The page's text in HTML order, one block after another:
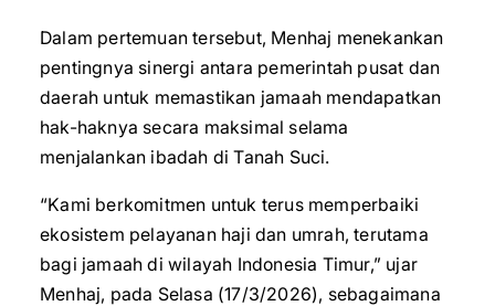
Dalam pertemuan tersebut, Menhaj menekankan
pentingnya sinergi antara pemerintah pusat dan
daerah untuk memastikan jamaah mendapatkan
hak-haknya secara maksimal selama
menjalankan ibadah di Tanah Suci.
“Kami berkomitmen untuk terus memperbaiki
ekosistem pelayanan haji dan umrah, terutama
bagi jamaah di wilayah Indonesia Timur,” ujar
Menhaj, pada Selasa (17/3/2026), sebagaimana